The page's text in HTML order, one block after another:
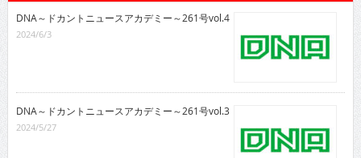
DNA～ドカントニュースアカデミー～261号vol.4
2024/6/3
DNA～ドカントニュースアカデミー～261号vol.3
2024/5/27